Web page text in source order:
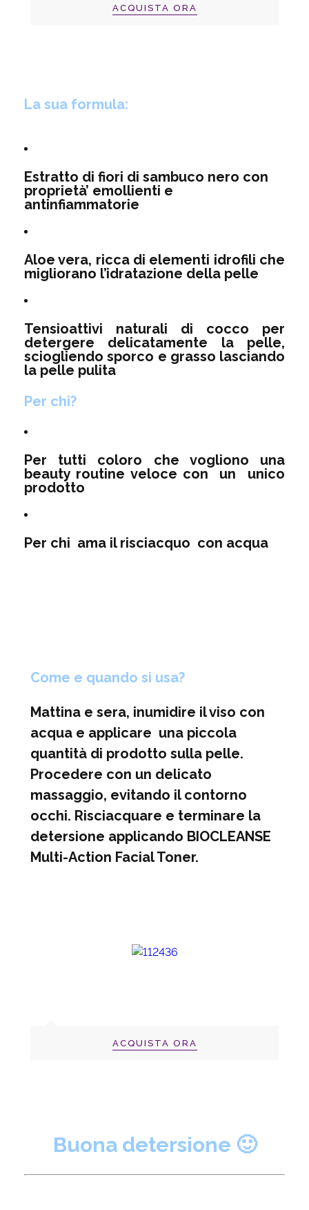
ACQUISTA ORA
La sua formula:
Estratto di fiori di sambuco nero con
proprietà’ emollienti e
antinfiammatorie
Aloe vera, ricca di elementi idrofili che
migliorano l’idratazione della pelle
Tensioattivi naturali di cocco per
detergere delicatamente la pelle,
sciogliendo sporco e grasso lasciando
la pelle pulita
Per chi?
Per tutti coloro che vogliono una
beauty routine veloce con un unico
prodotto
Per chi ama il risciacquo con acqua
Come e quando si usa?
Mattina e sera, inumidire il viso con
acqua e applicare una piccola
quantità di prodotto sulla pelle.
Procedere con un delicato
massaggio, evitando il contorno
occhi. Risciacquare e terminare la
detersione applicando BIOCLEANSE
Multi-Action Facial Toner.
ACQUISTA ORA
Buona detersione 🙂